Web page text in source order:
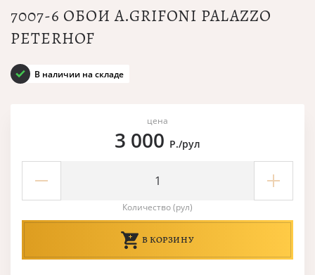
7007-6 ОБОИ A.GRIFONI PALAZZO
PETERHOF
В наличии на складе
цена
3 000 Р./рул
Количество (рул)
В КОРЗИНУ